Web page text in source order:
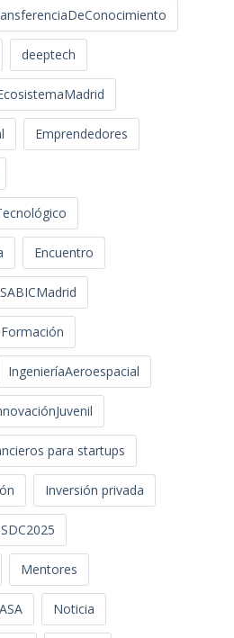
deeptech
Emprendedores
Encuentro
Formación
IngenieríaAeroespacial
para startups
Inversión privada
Mentores
Noticia